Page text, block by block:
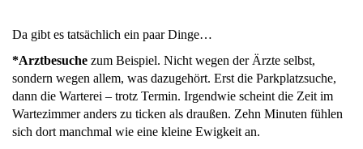
Da gibt es tatsächlich ein paar Dinge…
*Arztbesuche zum Beispiel. Nicht wegen der Ärzte selbst,
sondern wegen allem, was dazugehört. Erst die Parkplatzsuche,
dann die Warterei – trotz Termin. Irgendwie scheint die Zeit im
Wartezimmer anders zu ticken als draußen. Zehn Minuten fühlen
sich dort manchmal wie eine kleine Ewigkeit an.